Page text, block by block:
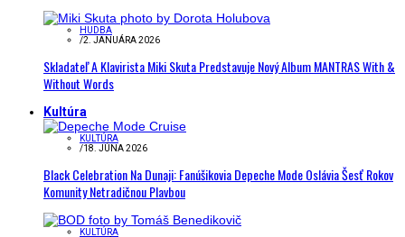
HUDBA
/2. JANUÁRA 2026
Skladateľ A Klavirista Miki Skuta Predstavuje Nový Album MANTRAS With &
Without Words
Kultúra
KULTÚRA
/18. JÚNA 2026
Black Celebration Na Dunaji: Fanúšikovia Depeche Mode Oslávia Šesť Rokov
Komunity Netradičnou Plavbou
KULTÚRA